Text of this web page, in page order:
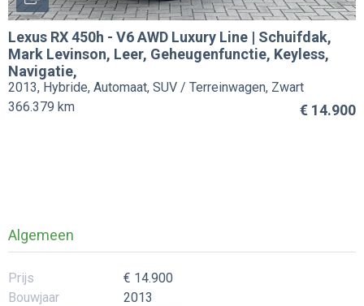
Lexus RX 450h - V6 AWD Luxury Line | Schuifdak,
Mark Levinson, Leer, Geheugenfunctie, Keyless,
Navigatie,
2013, Hybride, Automaat, SUV / Terreinwagen, Zwart
€ 14.900
366.379 km
Algemeen
Prijs
€ 14.900
Bouwjaar
2013